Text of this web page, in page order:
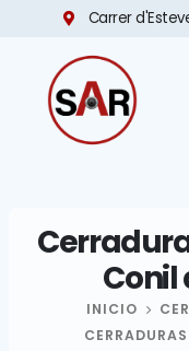
Carrer
Conil
INICIO